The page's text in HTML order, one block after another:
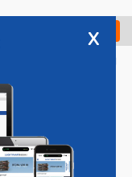
Check in
x